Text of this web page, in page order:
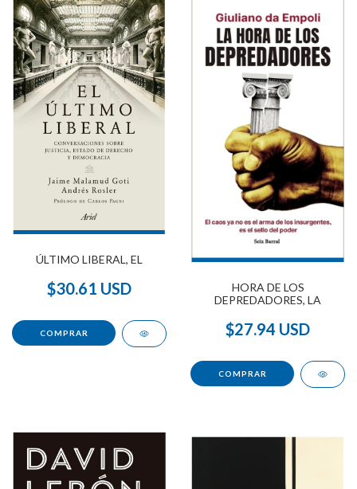
ÚLTIMO LIBERAL, EL
$30.61 USD
HORA DE LOS
DEPREDADORES, LA
$27.94 USD